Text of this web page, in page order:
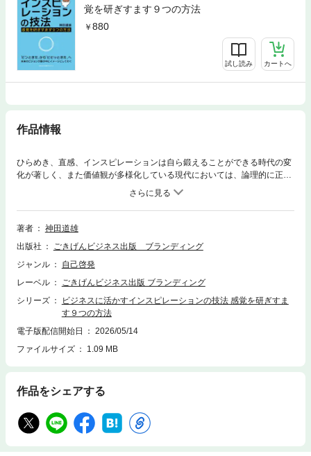
覚を研ぎすます９つの方法
880
試し読み カートへ
作品情報
ひらめき、直感、インスピレーションは自ら鍛えることができる時代の変
化が著しく、また価値観が多様化している現代においては、論理的に正し
いだけでは物事の判断がしにくいもの。心で感じることを大切にするため
には、心の力を活用すべきです。それがインスピレーションの力です。本
書は、スピリチュアル本ではなく、ロジカル思考本でもありません。著者
のビジネス経験を土台に、山ごもり修行を経て研ぎ澄ませた感覚や、カウ
はもちろんのこと、仕事でもっと成果を出したい人やこのままではマズい
とモヤモヤしている人、何かを変えたいけれど一歩踏み出せない人のお役
証明できない力です。ビジネスに活用できるはずがないと思うかもしれま
せん。しかし、「目に見えないからといって存在しないわけではない」こ
と、また、「目に見えないはたらきは、目に見えない領域で感じるしかな
存在を身近に感じているはずです。これまでの人生で体験してきたに違い
ありません。だからこそ勇気を出して、インスピレーションに向き合い、
卒業後、大手居酒屋チェーン店に新卒で入社。その後は、大学生の就職支
援、イベント運営業、採用代行業務、転職希望者の支援、ウェブディレク
ター、コンテンツマーケシングディレクター、キャリアコンサルタントと
分野職種がバラバラな仕事に興味の赴くままに従事。その後、家業を継ぎ
宗教法人金光教竹原教会の教師となる。神信仰を体得することで、これま
著者
神田道雄
出版社
ごきげんビジネス出版 ブランディング
ジャンル
自己啓発
レーベル
ごきげんビジネス出版 ブランディング
シリーズ
ビジネスに活かすインスピレーションの技法 感覚を研ぎすま
す９つの方法
電子版配信開始日
2026/05/14
ファイルサイズ
1.09 MB
作品をシェアする